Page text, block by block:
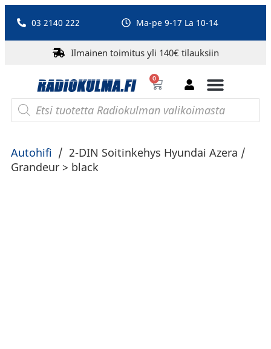
03 2140 222 Ma-pe 9-17 La 10-14
Ilmainen toimitus yli 140€ tilauksiin
0
Autohifi / 2-DIN Soitinkehys Hyundai Azera /
Grandeur > black